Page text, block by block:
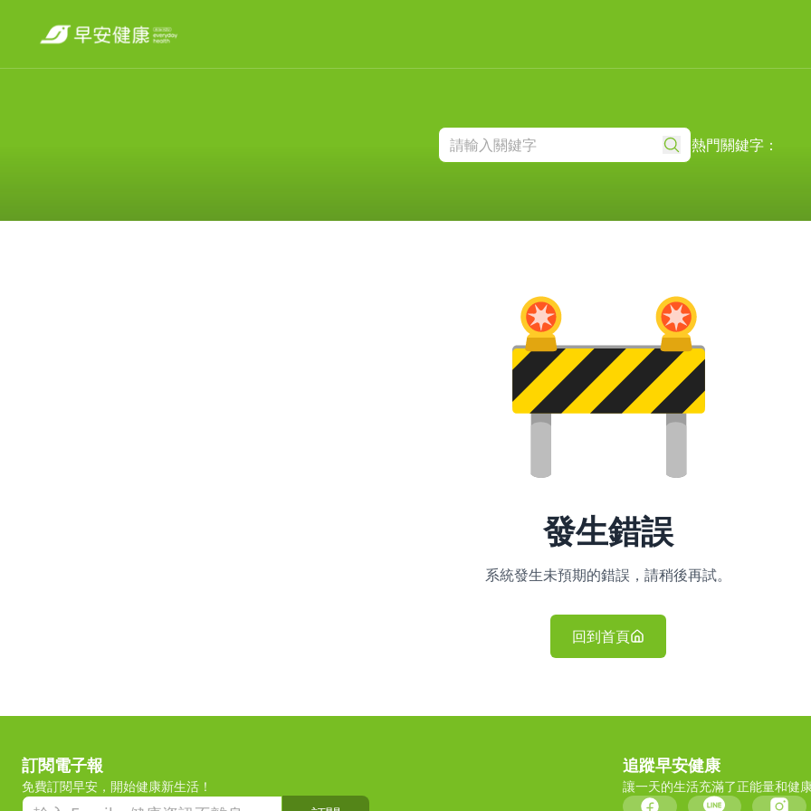
熱門關鍵字：
發生錯誤
系統發生未預期的錯誤，請稍後再試。
回到首頁
訂閱電子報
免費訂閱早安，開始健康新生活！
追蹤早安健康
讓一天的生活充滿了正能量和健